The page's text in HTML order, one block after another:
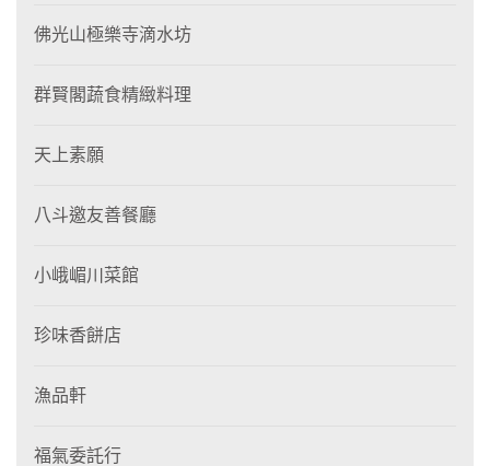
佛光山極樂寺滴水坊
群賢閣蔬食精緻料理
天上素願
八斗邀友善餐廳
小峨嵋川菜館
珍味香餅店
漁品軒
福氣委託行